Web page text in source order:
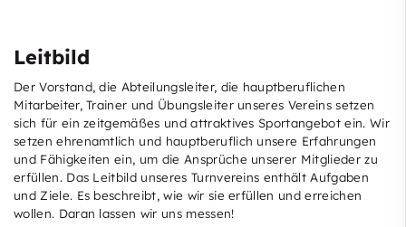
Leitbild
Der Vorstand, die Abteilungsleiter, die hauptberuflichen
Mitarbeiter, Trainer und Übungsleiter unseres Vereins setzen
sich für ein zeitgemäßes und attraktives Sportangebot ein. Wir
setzen ehrenamtlich und hauptberuflich unsere Erfahrungen
und Fähigkeiten ein, um die Ansprüche unserer Mitglieder zu
erfüllen. Das Leitbild unseres Turnvereins enthält Aufgaben
und Ziele. Es beschreibt, wie wir sie erfüllen und erreichen
wollen. Daran lassen wir uns messen!